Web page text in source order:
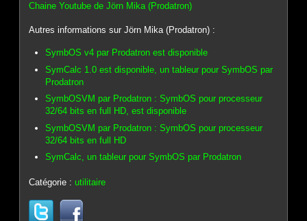
Chaine Youtube de Jörn Mika (Prodatron)
Autres informations sur Jörn Mika (Prodatron) :
SymbOS v4 par Prodatron est disponible
SymCalc 1.0 est disponible, un tableur pour SymbOS par
Prodatron
SymbOSVM par Prodatron : SymbOS pour processeur
32/64 bits en full HD, est disponible
SymbOSVM par Prodatron : SymbOS pour processeur
32/64 bits en full HD
SymCalc, un tableur pour SymbOS par Prodatron
Catégorie :utilitaire